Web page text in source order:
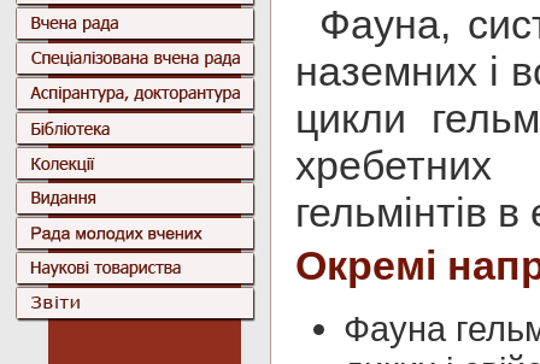
Фауна,
наземних і
цикли
хребетних
гельмінтів
Окремі
Фауна